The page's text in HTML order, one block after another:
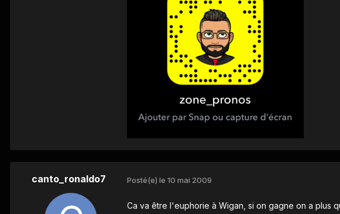
canto_ronaldo7 Posté(e) le 10 mai 2009
Ca va être l'euphorie à Wigan, si on gagne on a plus